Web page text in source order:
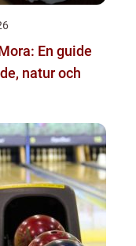
En guide
natur och